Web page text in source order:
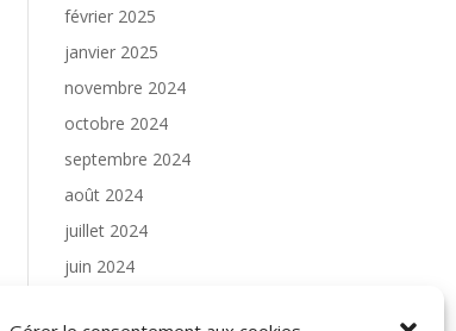
février 2025
janvier 2025
novembre 2024
octobre 2024
septembre 2024
août 2024
juillet 2024
juin 2024